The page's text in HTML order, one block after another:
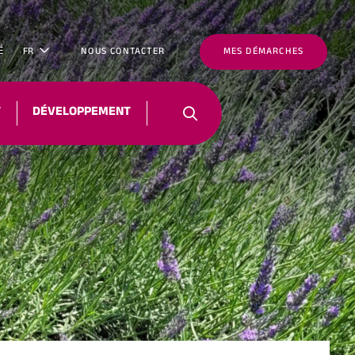
FR NOUS CONTACTER MES DÉMARCHES
DÉVELOPPEMENT